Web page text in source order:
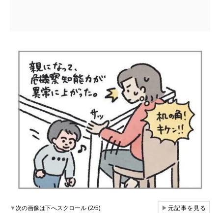
▼次の画像は下へスクロール (2/5) ▶元記事を見る